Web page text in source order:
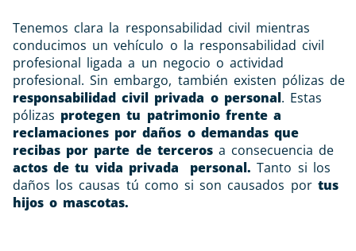
Tenemos clara la responsabilidad civil mientras
conducimos un vehículo o la responsabilidad civil
profesional ligada a un negocio o actividad
profesional. Sin embargo, también existen pólizas de
responsabilidad civil privada o personal. Estas
pólizas protegen tu patrimonio frente a
reclamaciones por daños o demandas que
recibas por parte de terceros a consecuencia de
actos de tu vida privada personal.Tanto si los
daños los causas tú como si son causados por tus
hijos o mascotas.